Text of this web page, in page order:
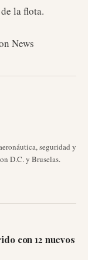
la flota.
News
seguridad y
D.C. y Bruselas.
con 12 nuevos